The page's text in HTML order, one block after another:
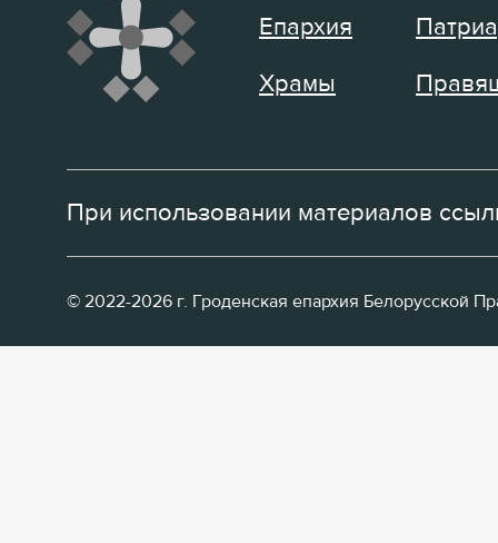
Епархия
Храмы
При использовании материалов
© 2022-2026 г. Гроденская епархия Белорусской